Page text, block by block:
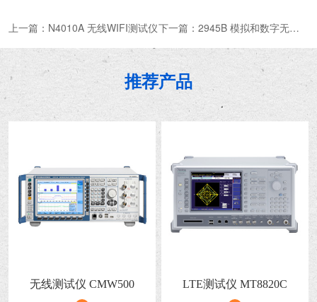
上一篇： N4010A 无线WIFI测试仪下一篇： 2945B 模拟和数字无线电测试平台
推荐产品
无线测试仪 CMW500 LTE测试仪 MT8820C